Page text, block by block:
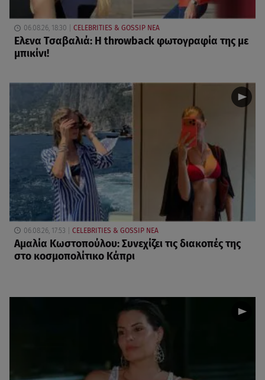
06.08.26, 18:30 CELEBRITIES & GOSSIP ΝΕΑ
Ελενα Τσαβαλιά: Η throwback φωτογραφία της με
μπικίνι!
06.08.26, 17:53 CELEBRITIES & GOSSIP ΝΕΑ
Αμαλία Κωστοπούλου: Συνεχίζει τις διακοπές της
στο κοσμοπολίτικο Κάπρι